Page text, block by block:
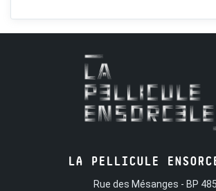
LA PELLICULE
Rue des Mésanges - BP 485